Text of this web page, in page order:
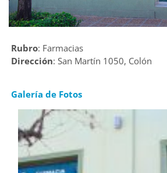
Rubro: Farmacias
Dirección: San Martín 1050, Colón
Galería de Fotos